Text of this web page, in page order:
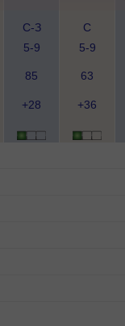
С-З
5-9
С
5-9
85 63
+28 +36